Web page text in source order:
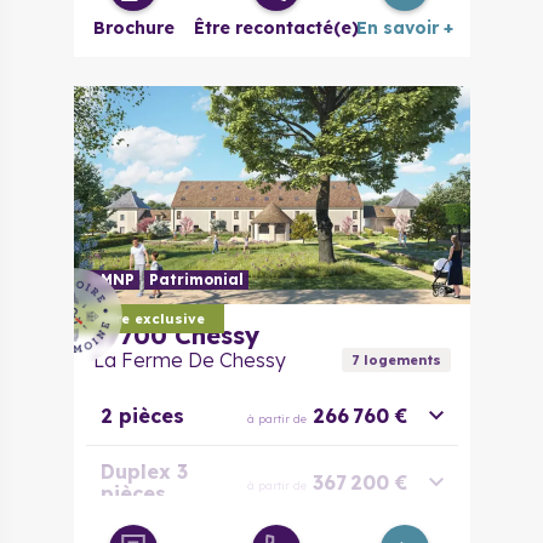
Brochure Être recontacté(e)En savoir +
Offre exclusive
LMNP Patrimonial
77700 Chessy
La Ferme De Chessy 7logements
2 pièces à partir de 266 760 €
Duplex 3
pièces
à partir de 367 200 €